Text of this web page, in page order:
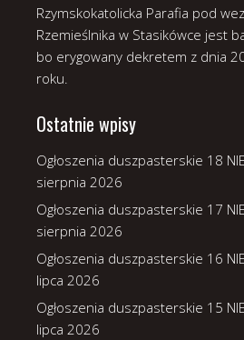
Rzymskokatolicka Parafia pod
Rzemieślnika w Stasikówce jest
bo erygowany dekretem z dnia
roku.
Ostatnie wpisy
Ogłoszenia duszpasterskie 18
sierpnia 2026
Ogłoszenia duszpasterskie 17
sierpnia 2026
Ogłoszenia duszpasterskie 16
lipca 2026
Ogłoszenia duszpasterskie 15
lipca 2026